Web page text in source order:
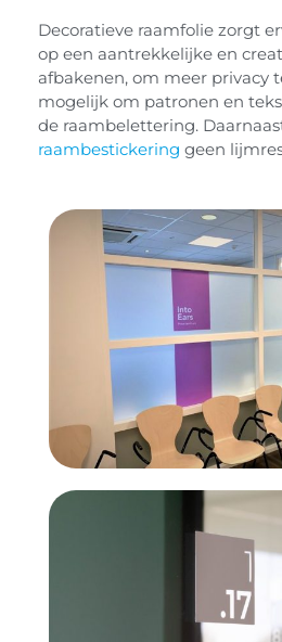
Decoratieve raamfolie zorgt
op een aantrekkelijke en
afbakenen, om meer privacy
mogelijk om patronen en
de raambelettering.
raambestickering geen